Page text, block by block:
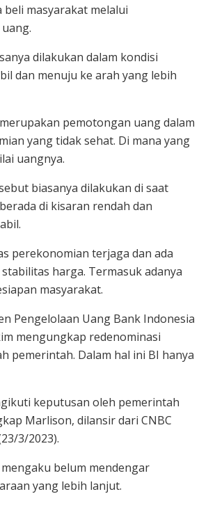
masyarakat melalui
dilakukan dalam kondisi
dan menuju ke arah yang lebih
pemotongan uang dalam
yang tidak sehat. Di mana yang
uangnya.
biasanya dilakukan di saat
di kisaran rendah dan
perekonomian terjaga dan ada
harga. Termasuk adanya
masyarakat.
Pengelolaan Uang Bank Indonesia
mengungkap redenominasi
pemerintah. Dalam hal ini BI hanya
keputusan oleh pemerintah
Marlison, dilansir dari CNBC
3/2023).
belum mendengar
yang lebih lanjut.